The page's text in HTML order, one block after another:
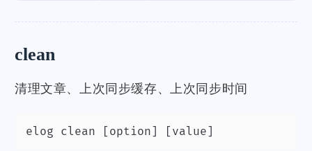
clean
清理文章、上次同步缓存、上次同步时间
elog clean [option] [value]